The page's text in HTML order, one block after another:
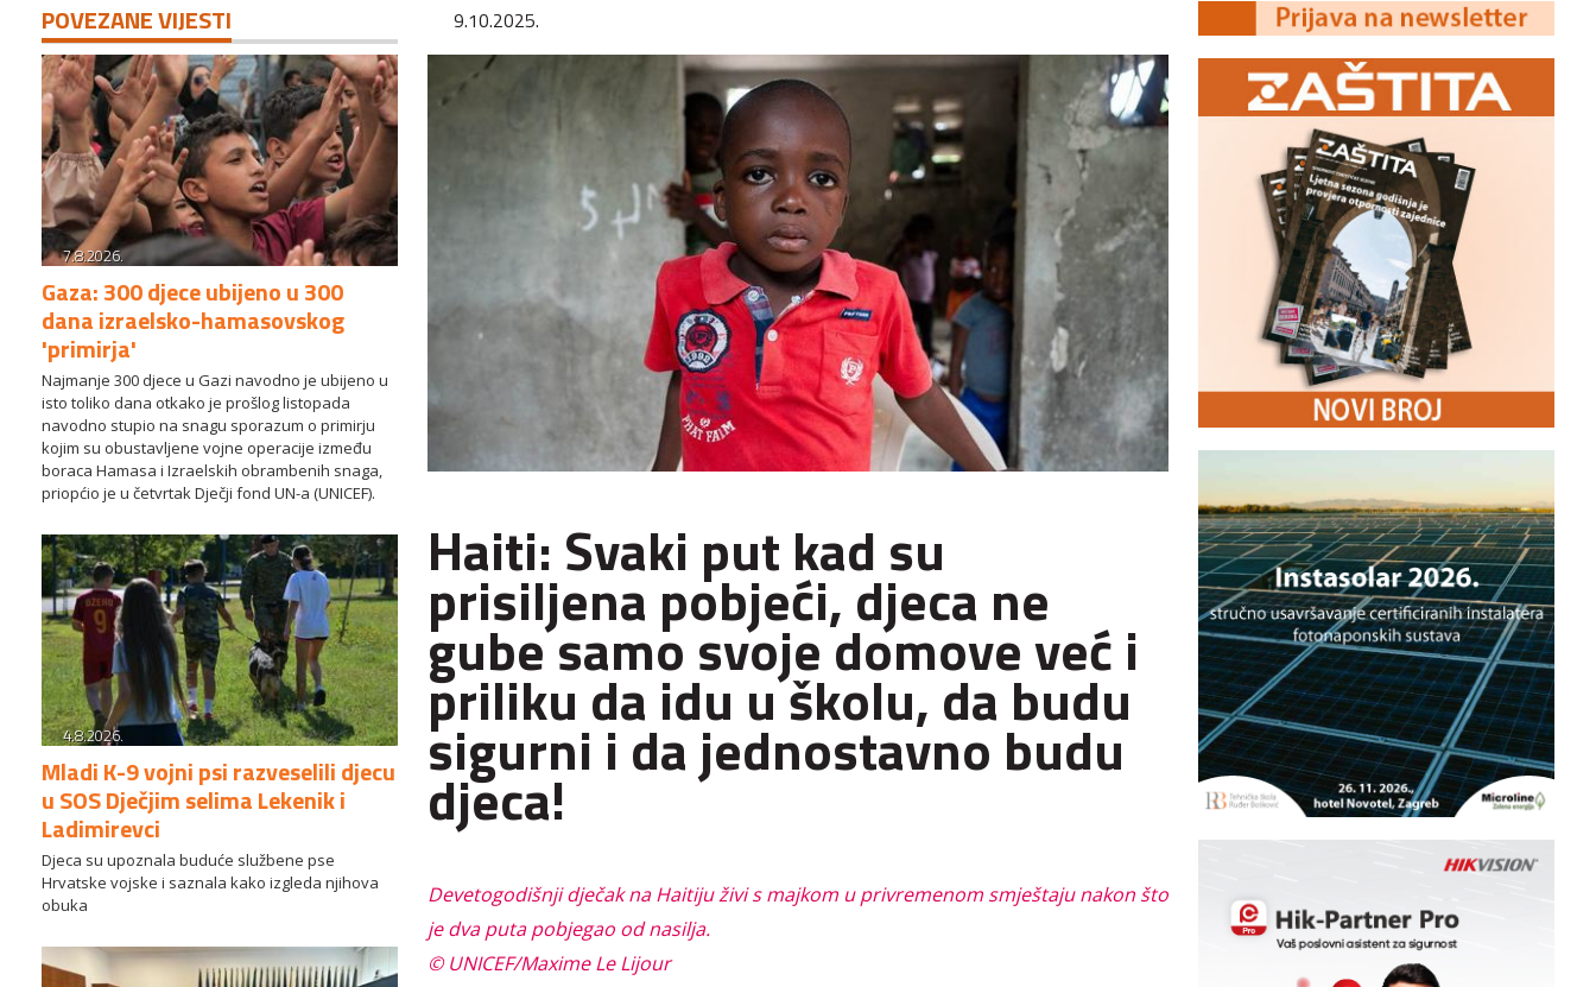
POVEZANE VIJESTI
7.8.2026.
Gaza: 300 djece ubijeno u 300
dana izraelsko-hamasovskog
'primirja'
Najmanje 300 djece u Gazi navodno je ubijeno u
isto toliko dana otkako je prošlog listopada
navodno stupio na snagu sporazum o primirju
kojim su obustavljene vojne operacije između
boraca Hamasa i Izraelskih obrambenih snaga,
priopćio je u četvrtak Dječji fond UN-a (UNICEF).
4.8.2026.
Mladi K-9 vojni psi razveselili djecu
u SOS Dječjim selima Lekenik i
Ladimirevci
Djeca su upoznala buduće službene pse
Hrvatske vojske i saznala kako izgleda njihova
obuka
9.10.2025.
Haiti: Svaki put kad su
prisiljena pobjeći, djeca ne
gube samo svoje domove već i
priliku da idu u školu, da budu
sigurni i da jednostavno budu
djeca!
Devetogodišnji dječak na Haitiju živi s majkom u privremenom smještaju nakon što
je dva puta pobjegao od nasilja.
© UNICEF/Maxime Le Lijour